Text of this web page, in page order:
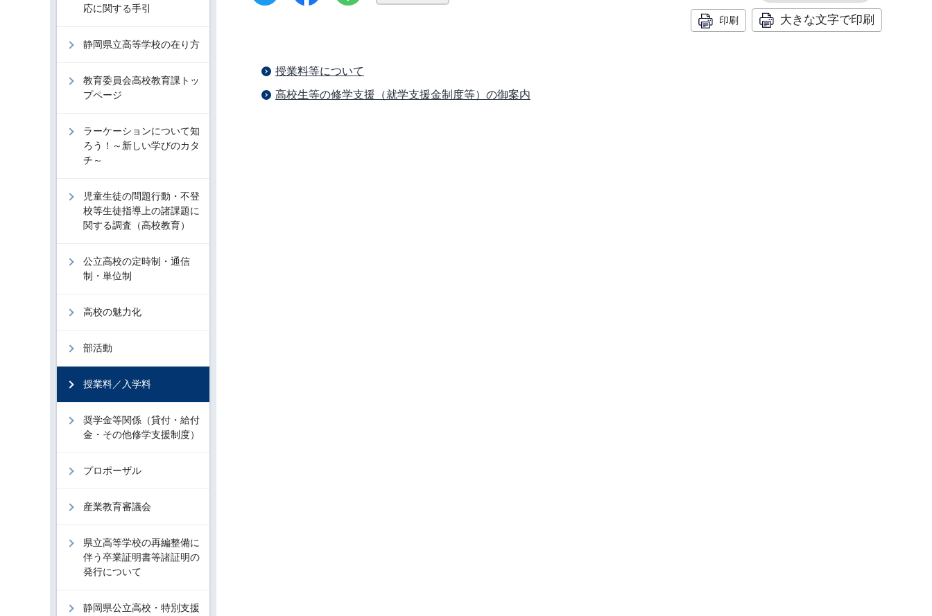
印刷 大きな文字で印刷
授業料等について
高校生等の修学支援（就学支援金制度等）の御案内
応に関する手引
静岡県立高等学校の在り方
教育委員会高校教育課トッ
プページ
ラーケーションについて知
ろう！～新しい学びのカタ
チ～
児童生徒の問題行動・不登
校等生徒指導上の諸課題に
関する調査（高校教育）
公立高校の定時制・通信
制・単位制
高校の魅力化
部活動
授業料／入学料
奨学金等関係（貸付・給付
金・その他修学支援制度）
プロポーザル
産業教育審議会
県立高等学校の再編整備に
伴う卒業証明書等諸証明の
発行について
静岡県公立高校・特別支援